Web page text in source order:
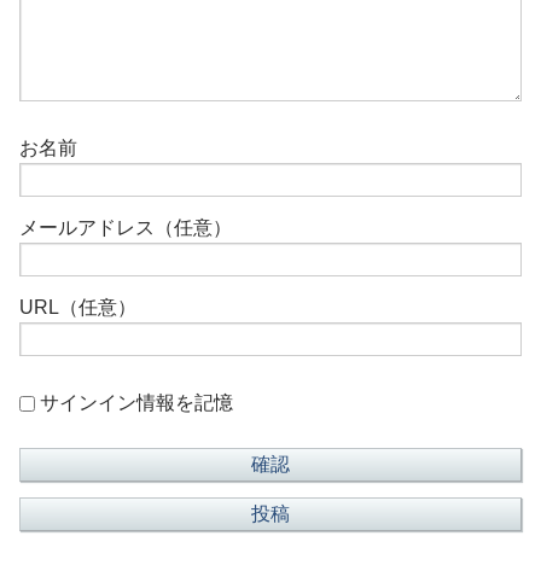
お名前
メールアドレス（任意）
URL（任意）
サインイン情報を記憶